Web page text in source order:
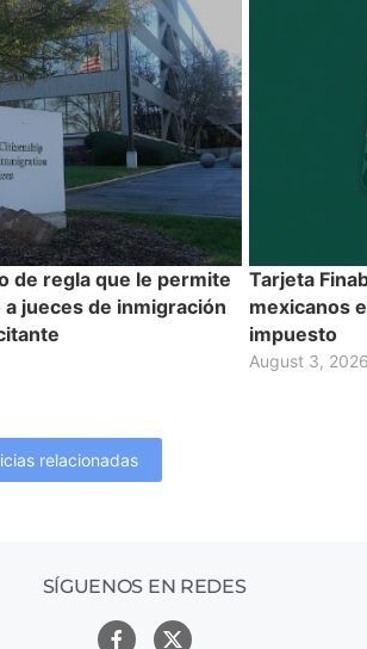
de regla que le permite
jueces de inmigración
Tarjeta
mexicanos
impuesto
August 3, 2026
relacionadas
SÍGUENOS EN REDES